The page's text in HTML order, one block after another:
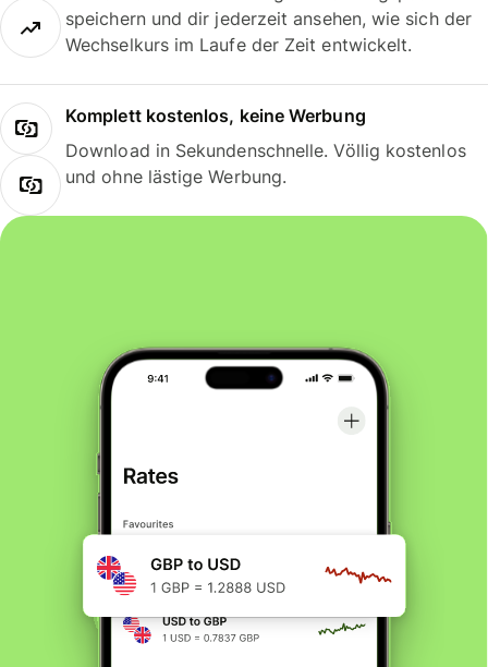
speichern und dir jederzeit ansehen, wie sich der
Wechselkurs im Laufe der Zeit entwickelt.
Komplett kostenlos, keine Werbung
Download in Sekundenschnelle. Völlig kostenlos
und ohne lästige Werbung.